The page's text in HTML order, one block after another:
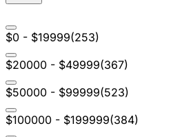
$0 - $19999(253)
$20000 - $49999(367)
$50000 - $99999(523)
$100000 - $199999(384)